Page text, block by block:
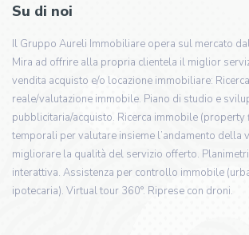
Su di noi
Il Gruppo Aureli Immobiliare opera sul mercato
Mira ad offrire alla propria clientela il miglior
vendita acquisto e/o locazione immobiliare:
reale/valutazione immobile. Piano di studio e
pubblicitaria/acquisto. Ricerca immobile (property
temporali per valutare insieme l’andamento della
migliorare la qualità del servizio offerto.
interattiva. Assistenza per controllo immobile
ipotecaria). Virtual tour 360°. Riprese con droni.